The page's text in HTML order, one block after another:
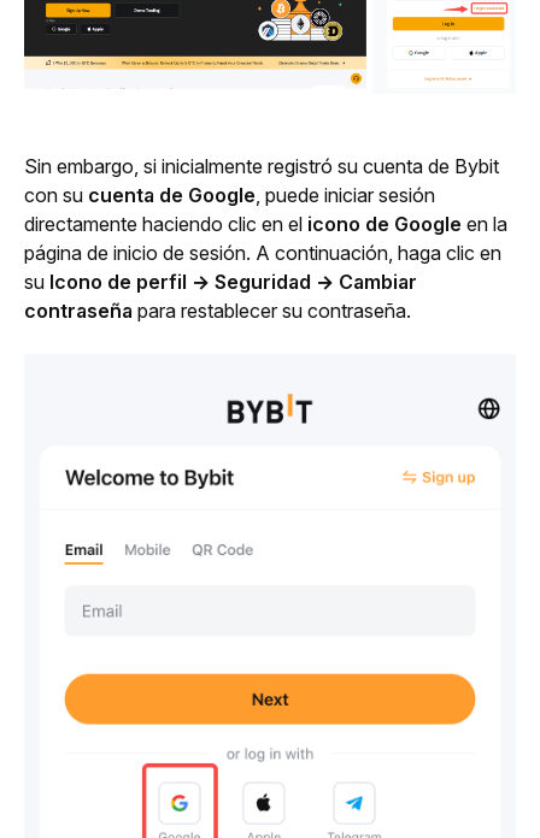
Sin embargo, si inicialmente registró su cuenta de Bybit
con su cuenta de Google, puede iniciar sesión
directamente haciendo clic en el icono de Google en la
página de inicio de sesión. A continuación, haga clic en
su Icono de perfil → Seguridad → Cambiar
contraseña para restablecer su contraseña.